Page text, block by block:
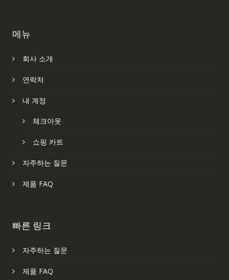
메뉴
회사 소개
연락처
내 계정
체크아웃
쇼핑 카트
자주하는 질문
제품 FAQ
빠른 링크
자주하는 질문
제품 FAQ